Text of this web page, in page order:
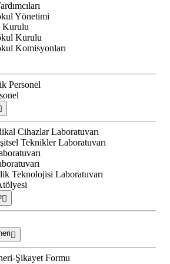
Yönetimi
Kurulu
Kurulu
Komisyonları
Personel
Cihazlar Laboratuvarı
Teknikler Laboratuvarı
Teknolojisi Laboratuvarı
Şikayet Formu